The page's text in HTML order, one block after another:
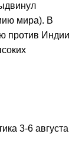
мира). В
против Индии
3-6 августа